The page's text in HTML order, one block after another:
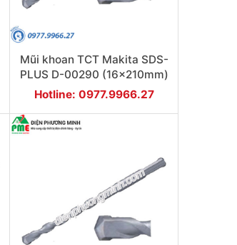
Mũi khoan TCT Makita SDS-
PLUS D-00290 (16x210mm)
Hotline: 0977.9966.27